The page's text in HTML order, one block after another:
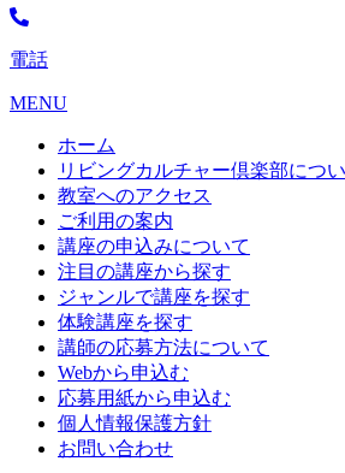
電話
MENU
ホーム
リビングカルチャー倶楽部につ
教室へのアクセス
ご利用の案内
講座の申込みについて
注目の講座から探す
ジャンルで講座を探す
体験講座を探す
講師の応募方法について
Webから申込む
応募用紙から申込む
個人情報保護方針
お問い合わせ